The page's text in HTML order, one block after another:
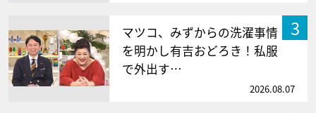
3
マツコ、みずからの洗濯事情
を明かし有吉おどろき！私服
で外出す…
2026.08.07